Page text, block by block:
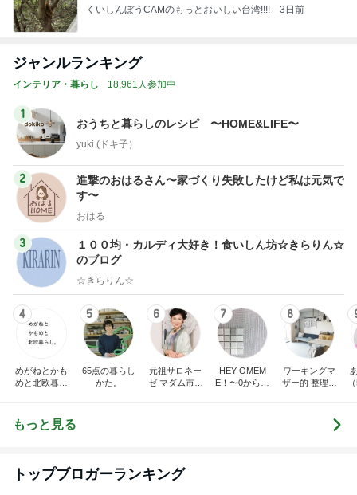
くいしんぼうCAMのもっとおいしい台湾!!!! 3日前
ジャンルランキング
インテリア・暮らし 18,961人参加中
1
おうちと暮らしのレシピ 〜HOME&LIFE〜
yuki (ドキ子）
2
進撃のおはるさん〜家づくり失敗したけど私は元気で
す〜
おはる
3
１００均・カルディ大好き！食いしん坊☆きらりん☆
のブログ
☆きらりん☆
4
めがねとかも
めと北欧暮ら
5
65点の暮らし
かた。
6
元祖サロネー
ゼ マダム市川
7
HEY OMEM
E！〜0からの
8
ワーキングマ
ザー的 整理収
もっと見る
トップブロガーランキング